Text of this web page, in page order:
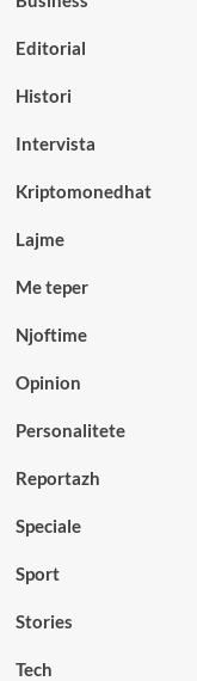
Editorial
Histori
Intervista
Kriptomonedhat
Lajme
Me teper
Njoftime
Opinion
Personalitete
Reportazh
Speciale
Sport
Stories
Tech